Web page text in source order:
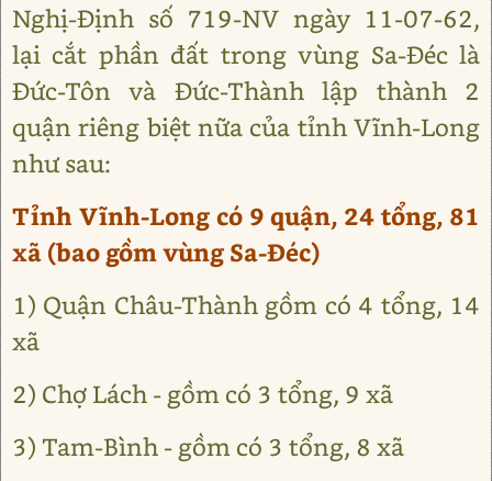
Nghị-Định số 719-NV ngày 11-07-62,
lại cắt phần đất trong vùng Sa-Đéc là
Đức-Tôn và Đức-Thành lập thành 2
quận riêng biệt nữa của tỉnh Vĩnh-Long
như sau:
Tỉnh Vĩnh-Long có 9 quận, 24 tổng, 81
xã (bao gồm vùng Sa-Đéc)
1) Quận Châu-Thành gồm có 4 tổng, 14
xã
2) Chợ Lách - gồm có 3 tổng, 9 xã
3) Tam-Bình - gồm có 3 tổng, 8 xã